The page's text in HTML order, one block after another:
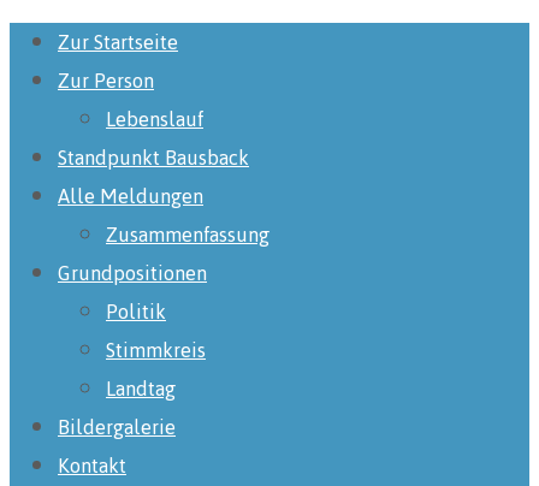
Zur Startseite
Zur Person
Lebenslauf
Standpunkt Bausback
Alle Meldungen
Zusammenfassung
Grundpositionen
Politik
Stimmkreis
Landtag
Bildergalerie
Kontakt